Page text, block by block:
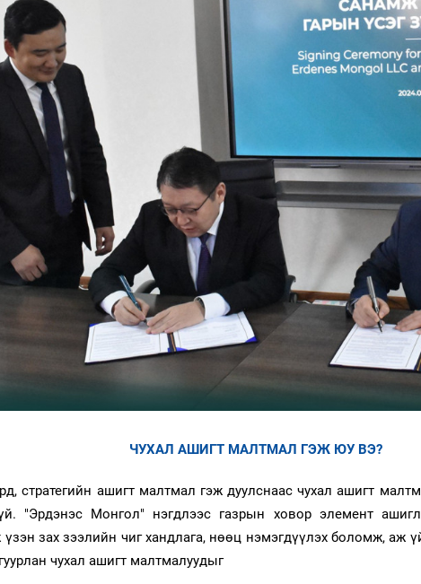
ЧУХАЛ АШИГТ МАЛТМАЛ ГЭЖ ЮУ ВЭ?
стратегийн ашигт малтмал гэж дуулснаас чухал ашигт
"Эрдэнэс Монгол" нэгдлээс газрын ховор элемент
үзэн зах зээлийн чиг хандлага, нөөц нэмэгдүүлэх боломж, аж
чухал ашигт малтмалуудыг